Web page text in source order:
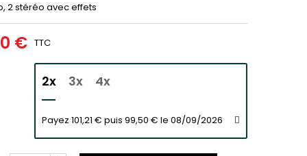
2 stéréo avec effets
€ TTC
2x 3x 4x
Payez 101,21 € puis 99,50 € le 08/09/2026